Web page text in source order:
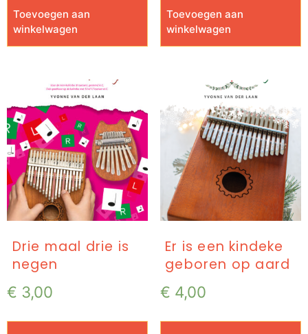
Toevoegen aan
winkelwagen
Toevoegen aan
winkelwagen
Drie maal drie is
negen
€ 3,00
Er is een kindeke
geboren op aard
€ 4,00